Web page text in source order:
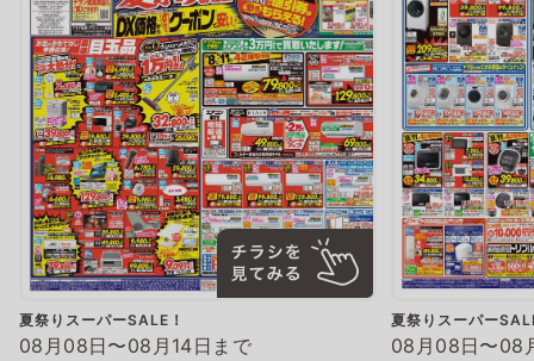
夏祭りスーパーSALE！
08月08日〜08月14日まで
夏祭りスーパー
08月08日〜08